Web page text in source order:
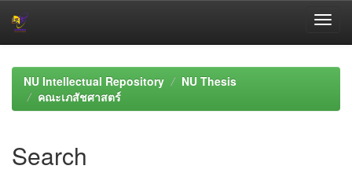
navigationNU Intellectual Repository
NU Thesis
คณะเภสัชศาสตร์
Search